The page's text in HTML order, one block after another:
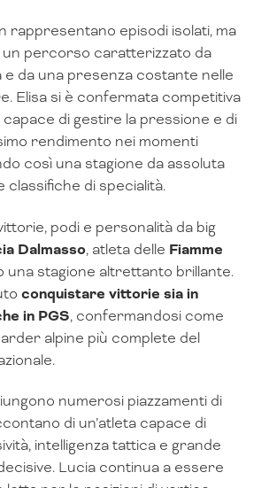
rappresentano episodi isolati, ma
un percorso caratterizzato da
da una presenza costante nelle
Elisa si è confermata competitiva
di gestire la pressione e di
rendimento nei momenti
così una stagione da assoluta
classifiche di specialità.
podi e personalità da big
Dalmasso, atleta delle Fiamme
una stagione altrettanto brillante.
conquistare vittorie sia in
in PGS, confermandosi come
alpine più complete del
numerosi piazzamenti di
di un’atleta capace di
intelligenza tattica e grande
Lucia continua a essere